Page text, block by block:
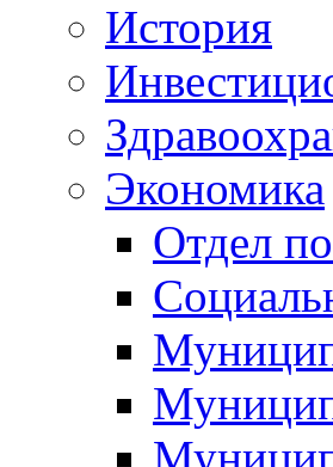
История
Экономика
Отдел